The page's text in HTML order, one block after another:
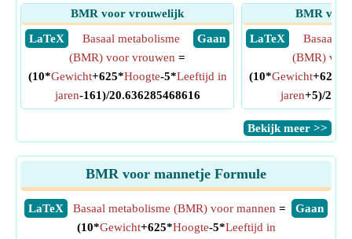
BMR voor vrouwelijk
​ LaTeX
​ Gaan
Basaal metabolisme
(BMR) voor vrouwen =
(10*Gewicht+625*Hoogte-5*Leeftijd in
jaren-161)/20.636285468616
BMR voor
​ LaTeX
Basaal
(BMR)
(10*Gewicht+625*
jaren+5)/
​Bekijk meer >>
BMR voor mannetje Formule
​LaTeX ​Gaan
Basaal metabolisme (BMR) voor mannen =
(10*Gewicht+625*Hoogte-5*Leeftijd in